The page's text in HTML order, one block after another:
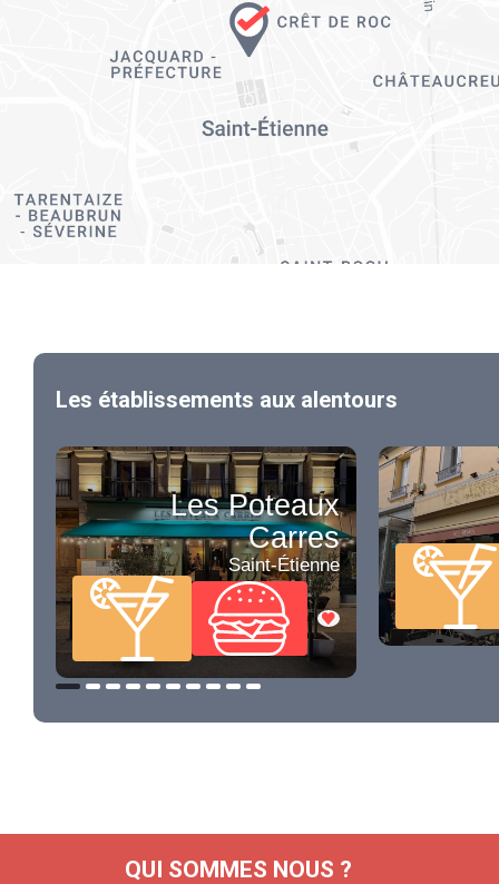
Les établissements aux alentours
Les Poteaux
Carres
Saint-Étienne
QUI SOMMES NOUS ?